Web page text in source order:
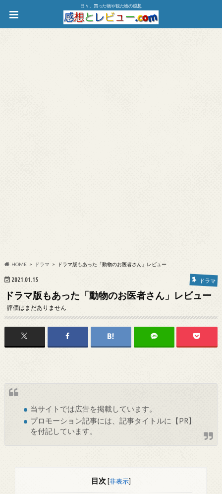
日々、買った物や観た物の感想
HOME ドラマ ドラマ版もあった「動物のお医者さん」レビュー
2021.01.15 ドラマ
ドラマ版もあった「動物のお医者さん」レビュー
評価はまだありません
当サイトでは広告を掲載しています。
プロモーション記事には、記事タイトルに【PR】
を付記しています。
目次 [非表示]